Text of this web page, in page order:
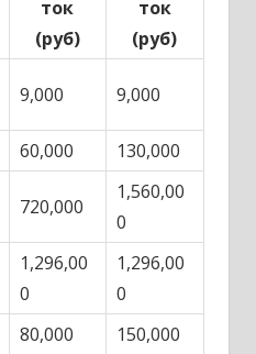
ток
(руб)
ток
(руб)
9,000 9,000
60,000 130,000
720,000
1,560,00
0
1,296,00
0
1,296,00
0
80,000 150,000